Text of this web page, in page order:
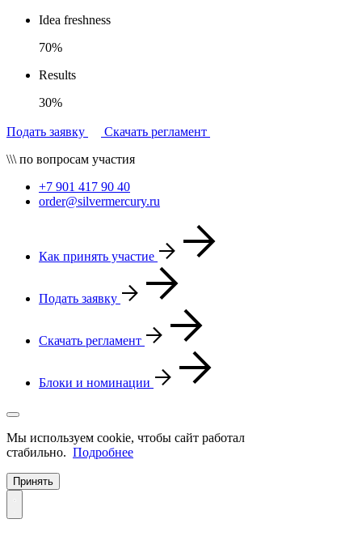
Idea freshness
70%
Results
30%
Подать заявку
Скачать регламент
\\\ по вопросам участия
+7 901 417 90 40
order@silvermercury.ru
Как принять участие
Подать заявку
Скачать регламент
Блоки и номинации
Мы используем cookie, чтобы сайт работал
стабильно. Подробнее
Принять